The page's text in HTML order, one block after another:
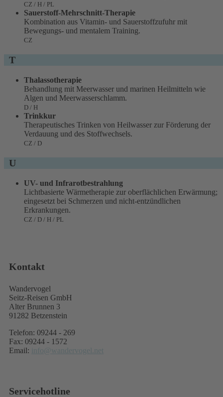
CZ / H / PL
Sauerstoff-Mehrschnitt-Therapie
Kombination aus Vitamin- und Sauerstoffzufuhr mit
Bewegungs- und mentalem Training.
CZ
T
Thalassotherapie
Behandlung mit Meerwasser und marinen Heilmitteln wie
Algen und Meerwasserschlamm.
D / H
Trinkkur
Therapeutisches Trinken von Heilwasser zur Förderung der
Verdauung und des Stoffwechsels.
CZ / D
U
UV- und Infrarotbestrahlung
Lichtbasierte Wärmetherapie zur oberflächlichen Erwärmung;
eingesetzt bei Schmerzen und nicht-entzündlichen
Erkrankungen.
CZ / D / H / PL
Kontakt
Wandervogel
Seitz-Reisen GmbH
Alter Brunnen 3
91282 Betzenstein
Telefon: 09244 - 269
Fax: 09244 - 1572
Email:
info@wandervogel.net
Servicehotline